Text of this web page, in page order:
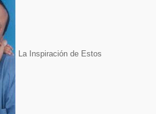
La Inspiración de Estos